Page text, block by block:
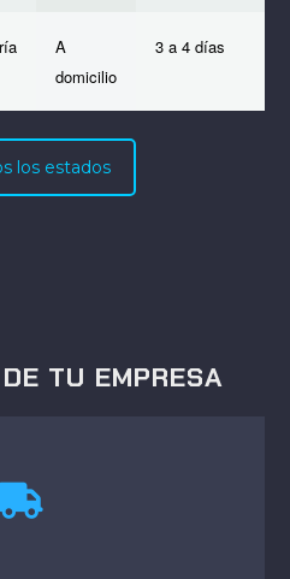
A
domicilio
3 a 4 días
los estados
TU EMPRESA